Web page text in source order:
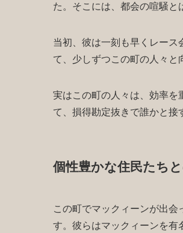
た。そこには、都会の喧騒と
当初、彼は一刻も早くレース
て、少しずつこの町の人々と
実はこの町の人々は、効率を
て、損得勘定抜きで誰かと接
個性豊かな住民たち
この町でマックィーンが出
す。彼らはマックィーンを有